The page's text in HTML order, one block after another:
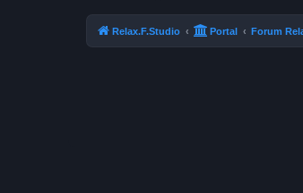
Relax.F.Studio Portal Forum